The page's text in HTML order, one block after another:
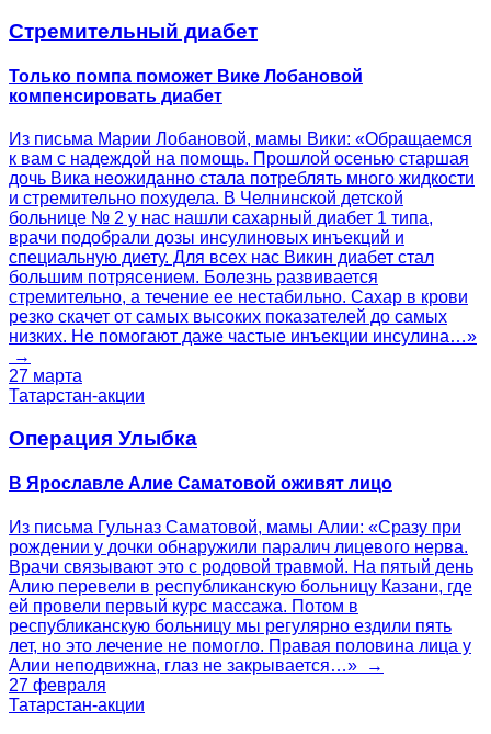
Стремительный диабет
Только помпа поможет Вике Лобановой
компенсировать диабет
Из письма Марии Лобановой, мамы Вики: «Обращаемся
к вам с надеждой на помощь. Прошлой осенью старшая
дочь Вика неожиданно стала потреблять много жидкости
и стремительно похудела. В Челнинской детской
больнице № 2 у нас нашли сахарный диабет 1 типа,
врачи подобрали дозы инсулиновых инъекций и
специальную диету. Для всех нас Викин диабет стал
большим потрясением. Болезнь развивается
стремительно, а течение ее нестабильно. Сахар в крови
резко скачет от самых высоких показателей до самых
низких. Не помогают даже частые инъекции инсулина…»
→
27 марта
Татарстан-акции
Операция Улыбка
В Ярославле Алие Саматовой оживят лицо
Из письма Гульназ Саматовой, мамы Алии: «Сразу при
рождении у дочки обнаружили паралич лицевого нерва.
Врачи связывают это с родовой травмой. На пятый день
Алию перевели в республиканскую больницу Казани, где
ей провели первый курс массажа. Потом в
республиканскую больницу мы регулярно ездили пять
лет, но это лечение не помогло. Правая половина лица у
Алии неподвижна, глаз не закрывается…» →
27 февраля
Татарстан-акции